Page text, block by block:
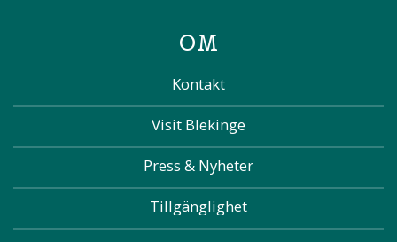
OM
Kontakt
Visit Blekinge
Press & Nyheter
Tillgänglighet